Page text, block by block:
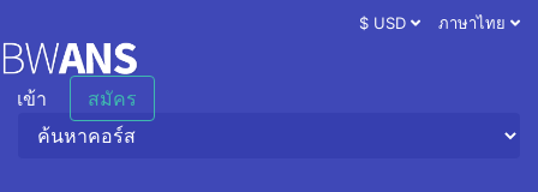
$ USD ภาษาไทย
เข้า สมัคร